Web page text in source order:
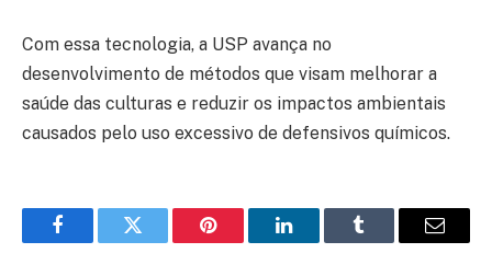
Com essa tecnologia, a USP avança no
desenvolvimento de métodos que visam melhorar a
saúde das culturas e reduzir os impactos ambientais
causados pelo uso excessivo de defensivos químicos.
FacebookTwitter Pinterest LinkedInTumblr Email